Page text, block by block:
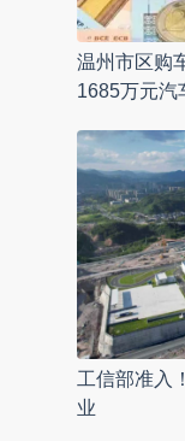
温州市区购
1685万元汽
工信部准入
业